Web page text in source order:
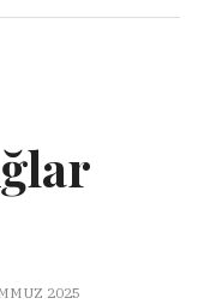
2025